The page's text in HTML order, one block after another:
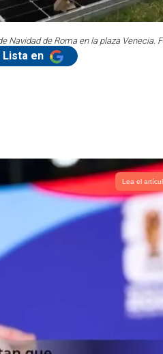
de Roma en la plaza Venecia.
en
Lea el